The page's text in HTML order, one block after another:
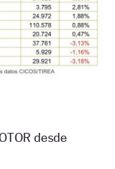
desde